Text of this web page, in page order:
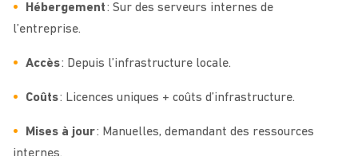
Hébergement: Sur des serveurs internes de
l’entreprise.
Accès: Depuis l’infrastructure locale.
Coûts: Licences uniques + coûts d’infrastructure.
Mises à jour: Manuelles, demandant des ressources
internes.